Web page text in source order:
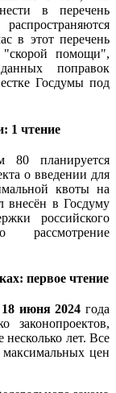
в перечень
в этот перечень
помощи",
поправок
Госдумы под
1 чтение
80 планируется
о введении для
квоты на
внесён в Госдуму
российского
рассмотрение
первое чтение
18 июня 2024 года
законопроектов,
лет. Все
максимальных цен